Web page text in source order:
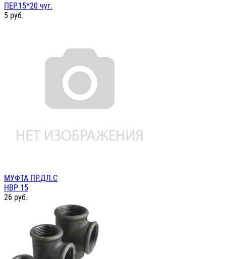
ПЕР.15*20 чуг.
5 руб.
МУФТА ПР.ДЛ.С
НВР 15
26 руб.